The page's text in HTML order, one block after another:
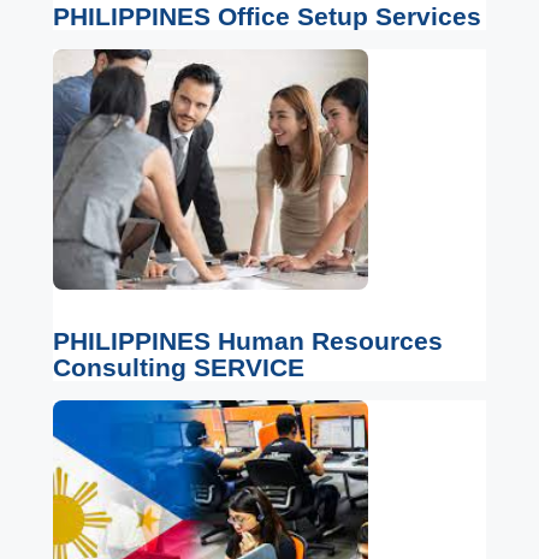
PHILIPPINES Office Setup Services
PHILIPPINES Human Resources
Consulting SERVICE